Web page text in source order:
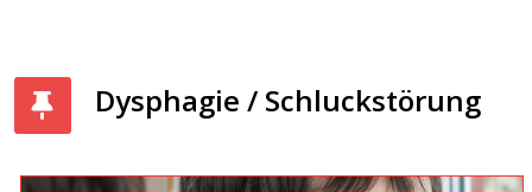
Dysphagie / Schluckstörung